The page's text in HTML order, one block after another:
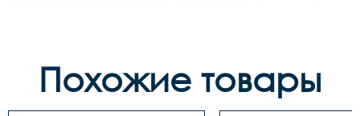
Похожие товары